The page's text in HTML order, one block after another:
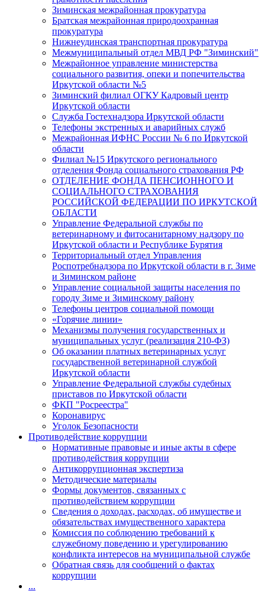
Зиминская межрайонная прокуратура
Братская межрайонная природоохранная
прокуратура
Нижнеудинская транспортная прокуратура
Межмуниципальный отдел МВД РФ "Зиминский"
Межрайонное управление министерства
социального развития, опеки и попечительства
Иркутской области №5
Зиминский филиал ОГКУ Кадровый центр
Иркутской области
Служба Гостехнадзора Иркутской области
Телефоны экстренных и аварийных служб
Межрайонная ИФНС России № 6 по Иркутской
области
Филиал №15 Иркутского регионального
отделения Фонда социального страхования РФ
ОТДЕЛЕНИЕ ФОНДА ПЕНСИОННОГО И
СОЦИАЛЬНОГО СТРАХОВАНИЯ
РОССИЙСКОЙ ФЕДЕРАЦИИ ПО ИРКУТСКОЙ
ОБЛАСТИ
Управление Федеральной службы по
ветеринарному и фитосанитарному надзору по
Иркутской области и Республике Бурятия
Территориальный отдел Управления
Роспотребнадзора по Иркутской области в г. Зиме
и Зиминском районе
Управление социальной защиты населения по
городу Зиме и Зиминскому району
Телефоны центров социальной помощи
«Горячие линии»
Механизмы получения государственных и
муниципальных услуг (реализация 210-ФЗ)
Об оказании платных ветеринарных услуг
государственной ветеринарной службой
Иркутской области
Управление Федеральной службы судебных
приставов по Иркутской области
ФКП "Росреестра"
Коронавирус
Уголок Безопасности
Противодействие коррупции
Нормативные правовые и иные акты в сфере
противодействия коррупции
Антикоррупционная экспертиза
Методические материалы
Формы документов, связанных с
противодействием коррупции
Сведения о доходах, расходах, об имуществе и
обязательствах имущественного характера
Комиссия по соблюдению требований к
служебному поведению и урегулированию
конфликта интересов на муниципальной службе
Обратная связь для сообщений о фактах
коррупции
...